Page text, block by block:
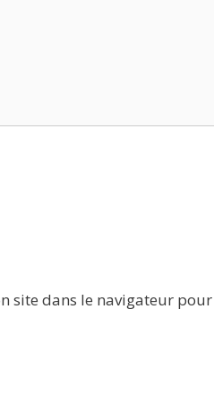
site dans le navigateur